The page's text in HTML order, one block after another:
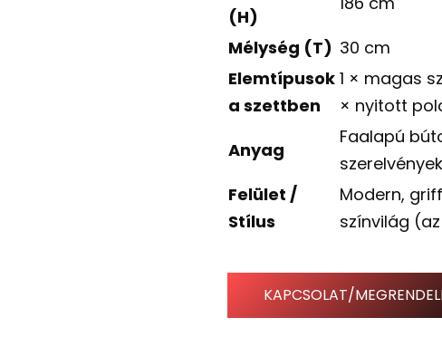
(H)
Mélység (T) 30 cm
Elemtípusok
a szettben
1 × magas
× nyitott
Anyag
Faalapú
Felület /
Stílus
Modern,
színvilág
KAPCSOLAT/